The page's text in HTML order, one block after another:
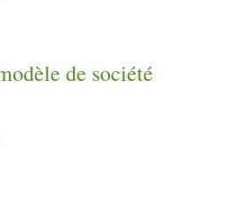
de société